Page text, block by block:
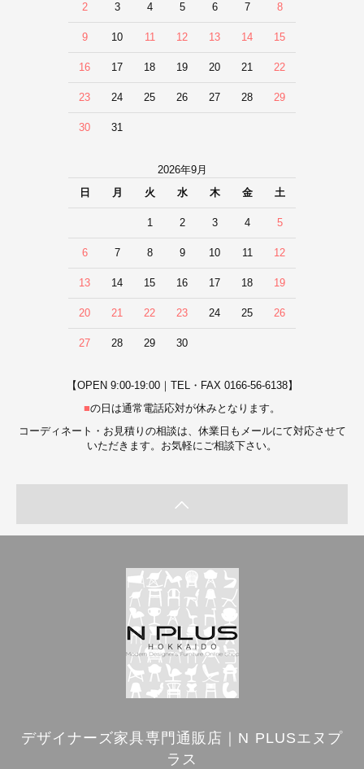
2 3 4 5 6 7 8
9 10 11 12 13 14 15
16 17 18 19 20 21 22
23 24 25 26 27 28 29
30 31
2026年9月
日
月 火 水 木 金 土
1 2 3 4 5
6 7 8 9 10 11 12
13 14 15 16 17 18 19
20 21 22 23 24 25 26
27 28 29 30
【OPEN 9:00-19:00｜TEL・FAX 0166-56-6138】
■の日は通常電話応対が休みとなります。
コーディネート・お見積りの相談は、休業日もメールにて対応させて
いただきます。お気軽にご相談下さい。
デザイナーズ家具専門通販店｜N PLUSエヌプ
ラス